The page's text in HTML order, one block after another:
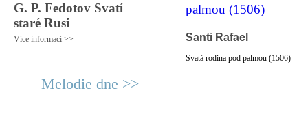
G. P. Fedotov Svatí
staré Rusi
Více informací >>
Melodie dne >>
Santi Rafael
Svatá rodina pod palmou (1506)